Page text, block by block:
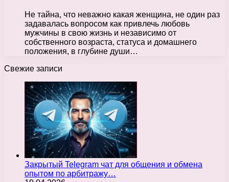
Не тайна, что неважно какая женщина, не один раз
задавалась вопросом как привлечь любовь
мужчины в свою жизнь и независимо от
собственного возраста, статуса и домашнего
положения, в глубине души…
Свежие записи
Закрытый Telegram чат для общения и обмена
опытом по арбитражу…